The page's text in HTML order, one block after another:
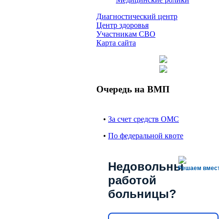
Диагностический центр
Центр здоровья
Участникам СВО
Карта сайта
Очередь на ВМП
• За счет средств ОМС
• По федеральной квоте
Решаем
Недовольны
работой
больницы?